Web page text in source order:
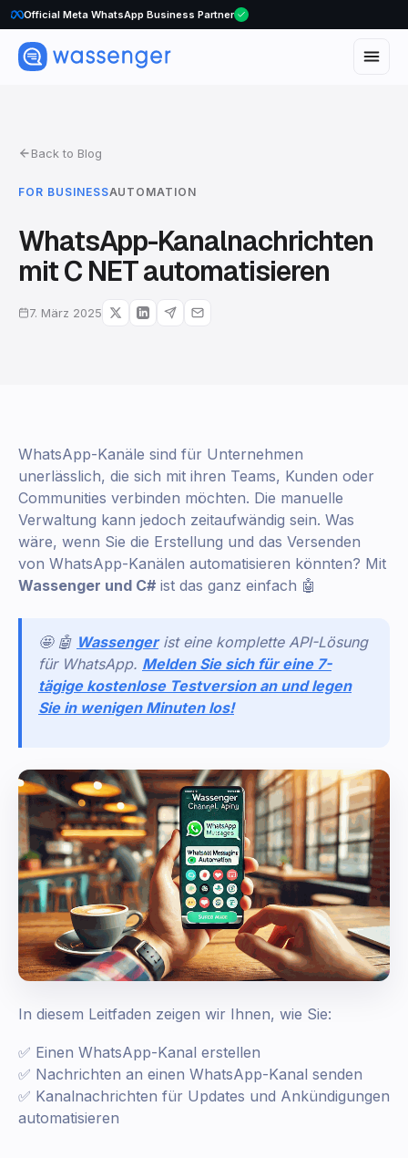
Official Meta WhatsApp Business Partner
WhatsApp Voice Calls are here
Back to Blog
FOR BUSINESSAUTOMATION
WhatsApp-Kanalnachrichten
mit C NET automatisieren
7. März 2025
WhatsApp-Kanäle sind für Unternehmen
unerlässlich, die sich mit ihren Teams, Kunden oder
Communities verbinden möchten. Die manuelle
Verwaltung kann jedoch zeitaufwändig sein. Was
wäre, wenn Sie die Erstellung und das Versenden
von WhatsApp-Kanälen automatisieren könnten? Mit
Wassenger und C# ist das ganz einfach 🤖
🤩 🤖 Wassenger ist eine komplette API-Lösung
für WhatsApp. Melden Sie sich für eine 7-
tägige kostenlose Testversion an und legen
Sie in wenigen Minuten los!
In diesem Leitfaden zeigen wir Ihnen, wie Sie:
✅ Einen WhatsApp-Kanal erstellen
✅ Nachrichten an einen WhatsApp-Kanal senden
✅ Kanalnachrichten für Updates und Ankündigungen
automatisieren